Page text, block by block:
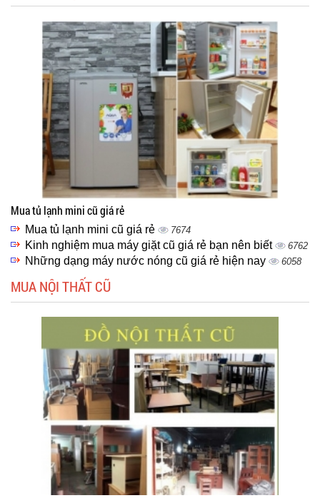
Mua tủ lạnh mini cũ giá rẻ
Mua tủ lạnh mini cũ giá rẻ 7674
Kinh nghiệm mua máy giặt cũ giá rẻ bạn nên biết 6762
Những dạng máy nước nóng cũ giá rẻ hiện nay 6058
MUA NỘI THẤT CŨ